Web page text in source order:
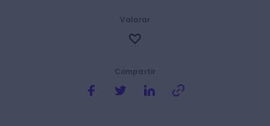
Compartir
Valorar